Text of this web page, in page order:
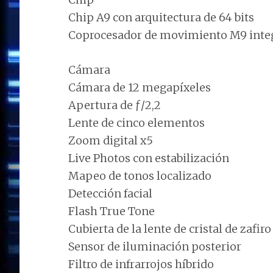
Chip A9 con arquitectura de 64 bits
Coprocesador de movimiento M9
Cámara
Cámara de 12 megapíxeles
Apertura de ƒ/2,2
Lente de cinco elementos
Zoom digital x5
Live Photos con estabilización
Mapeo de tonos localizado
Detección facial
Flash True Tone
Cubierta de la lente de cristal de zafiro
Sensor de iluminación posterior
Filtro de infrarrojos híbrido